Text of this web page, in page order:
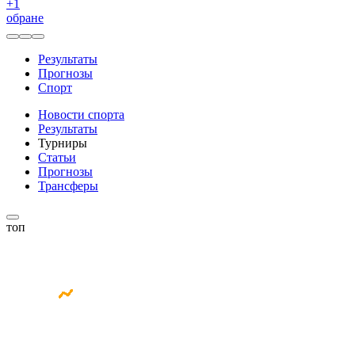
+1
обране
Результаты
Прогнозы
Спорт
Новости спорта
Результаты
Турниры
Статьи
Прогнозы
Трансферы
топ